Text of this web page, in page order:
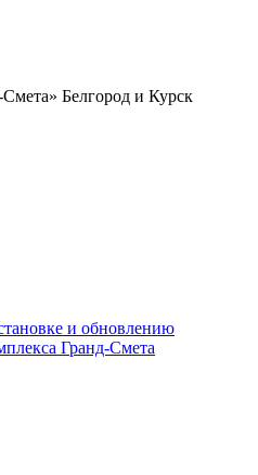
Белгород и Курск
и обновлению
Гранд-Смета